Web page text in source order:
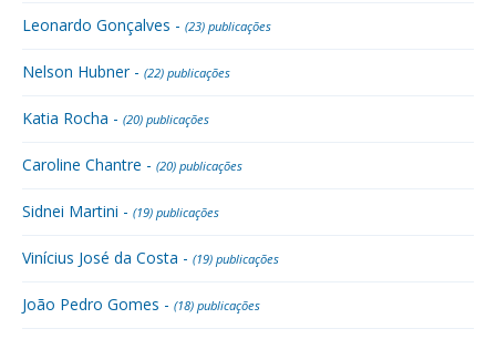
Leonardo Gonçalves - (23) publicações
Nelson Hubner - (22) publicações
Katia Rocha - (20) publicações
Caroline Chantre - (20) publicações
Sidnei Martini - (19) publicações
Vinícius José da Costa - (19) publicações
João Pedro Gomes - (18) publicações